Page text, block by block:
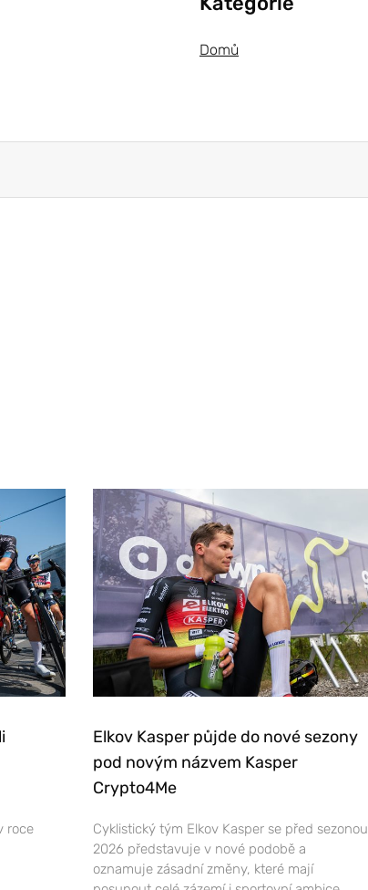
Domů
roce
Elkov Kasper půjde do nové sezony
pod novým názvem Kasper
Crypto4Me
Cyklistický tým Elkov Kasper se před sezonou
2026 představuje v nové podobě a
oznamuje zásadní změny, které mají